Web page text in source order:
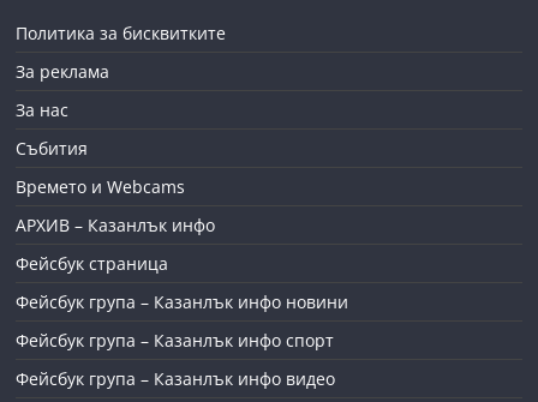
Политика за бисквитките
За реклама
За нас
Събития
Времето и Webcams
АРХИВ – Казанлък инфо
Фейсбук страница
Фейсбук група – Казанлък инфо новини
Фейсбук група – Казанлък инфо спорт
Фейсбук група – Казанлък инфо видео